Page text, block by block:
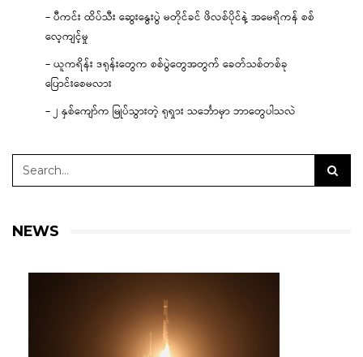
– ပီကင်း ထိပ်သီး ဆွေးနွေးပွဲ မတိုင်ခင် ဖိလစ်ပိုင်နဲ့ အမေရိကန် စစ်
လေ့ကျင့်မှု
– ယူကရိန်း ဒရုန်းတွေက စစ်ပွဲတွေအတွက် ခေတ်သစ်တစ်ခု
ပြောင်းစေမလား
– ၂ နှစ်ကျော်က မြုပ်သွားတဲ့ ရုရှား သင်္ဘောမှာ ဘာတွေပါသလဲ
NEWS